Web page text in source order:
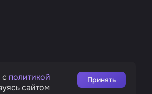
политикой
сайтом
Принять